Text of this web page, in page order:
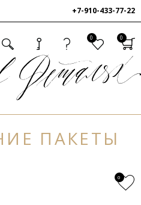
+7-910-433-77-22
0 0
ПАКЕТЫ
0